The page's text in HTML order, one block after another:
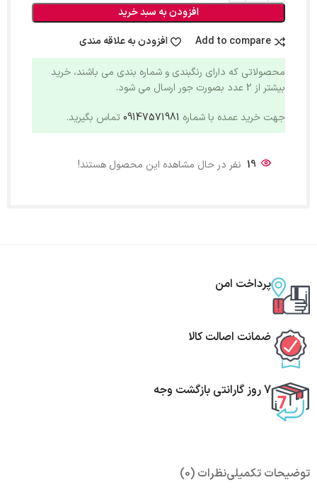
افزودن به سبد خرید
Add to compare
افزودن به علاقه مندی
محصولاتی که دارای رنگبندی و شماره بندی می باشند، خرید
بیشتر از 2 عدد بصورت جور ارسال می شود.
جهت خرید عمده با شماره 09147571981 تماس بگیرید.
19 نفر در حال مشاهده این محصول هستند!
پرداخت امن
ضمانت اصالت کالا
7 روز گارانتی بازگشت وجه
توضیحات تکمیلینظرات (0)